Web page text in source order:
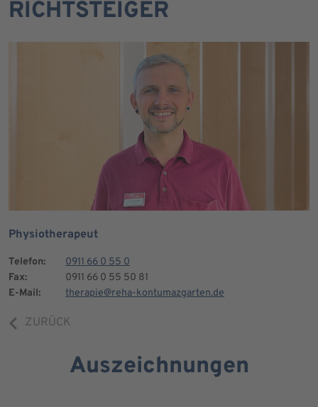
RICHTSTEIGER
Physiotherapeut
Telefon:
0911 66 0 55 0
Fax:
0911 66 0 55 50 81
E-Mail:
therapie@reha-kontumazgarten.de
ZURÜCK
Auszeichnungen